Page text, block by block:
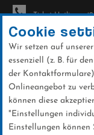
Direkt
zum
Inhalt
Ticket-Hotline:
Cookie
Wir setzen auf
essenziell (z. B. für
der
Onlineangebot zu
können diese
"Einstellungen
Einstellungen können